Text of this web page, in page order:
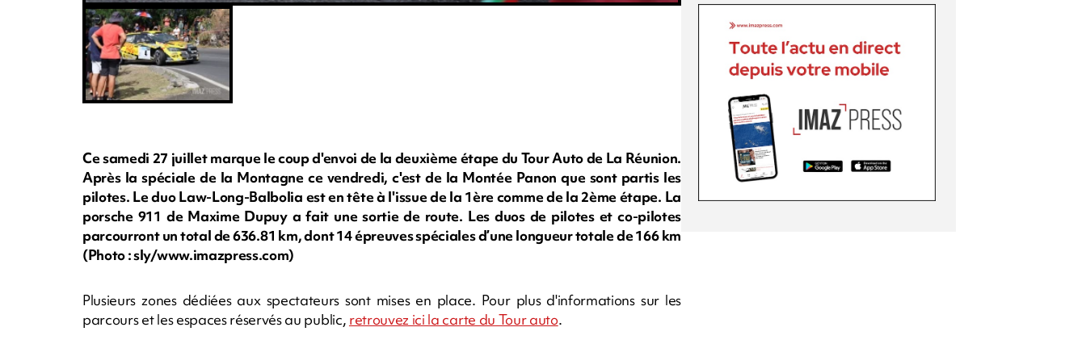
Ce samedi 27 juillet marque le coup d'envoi de la deuxième étape du Tour Auto de La Réunion.
Après la spéciale de la Montagne ce vendredi, c'est de la Montée Panon que sont partis les
pilotes. Le duo Law-Long-Balbolia est en tête à l'issue de la 1ère comme de la 2ème étape. La
porsche 911 de Maxime Dupuy a fait une sortie de route. Les duos de pilotes et co-pilotes
parcourront un total de 636.81 km, dont 14 épreuves spéciales d’une longueur totale de 166 km
(Photo : sly/www.imazpress.com)
Plusieurs zones dédiées aux spectateurs sont mises en place. Pour plus d'informations sur les
parcours et les espaces réservés au public, retrouvez ici la carte du Tour auto.